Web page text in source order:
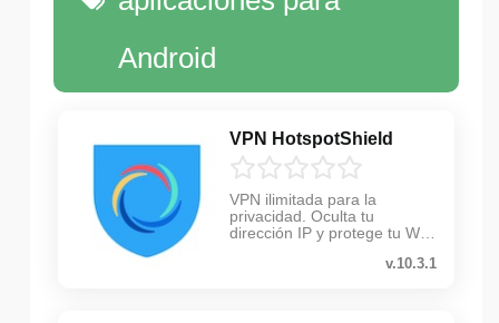
Android
VPN HotspotShield
VPN ilimitada para la
privacidad. Oculta tu
dirección IP y protege tu Wi-
v.10.3.1